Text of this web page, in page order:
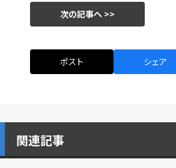
次の記事へ >>
ポスト シェア
関連記事